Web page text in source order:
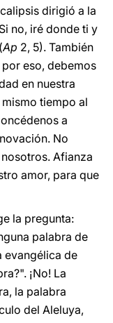
dirigió a la
no, iré donde ti y
Ap 2, 5). También
eso, debemos
en nuestra
tiempo al
a
No
Afianza
amor, para que
la pregunta:
palabra de
evangélica de
¡No! La
la palabra
del Aleluya,